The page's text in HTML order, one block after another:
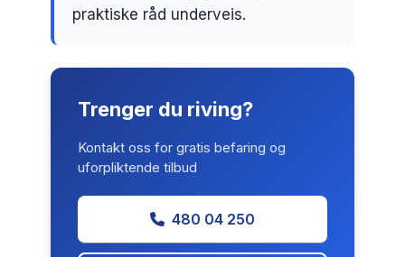
praktiske råd underveis.
Trenger du riving?
Kontakt oss for gratis befaring og
uforpliktende tilbud
480 04 250